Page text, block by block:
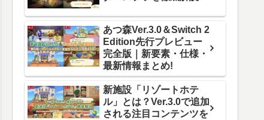
あつ森Ver.3.0＆Switch 2
Edition先行プレビュー
完全版｜新要素・仕様・
最新情報まとめ!
新施設「リゾートホテ
ル」とは？Ver.3.0で追加
される注目コンテンツを